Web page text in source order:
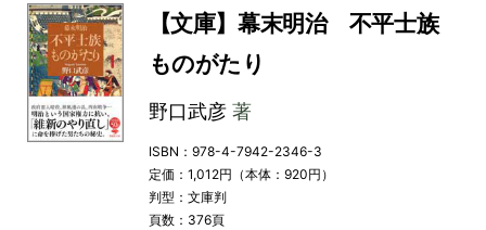
【文庫】幕末明治 不平士族
ものがたり
野口武彦著
ISBN：978-4-7942-2346-3
定価：1,012円（本体：920円）
判型：文庫判
頁数：376頁